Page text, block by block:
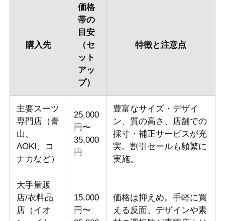
購入先
価格
帯の
目安
（セ
ット
アッ
プ）
特徴と注意点
主要スーツ
専門店（青
山、
AOKI、コ
ナカなど）
25,000
円〜
35,000
円
豊富なサイズ・デザイ
ン、質の高さ、店舗での
採寸・補正サービスが充
実。割引セールも頻繁に
実施。
大手量販
店/衣料品
店（イオ
15,000
円〜
価格は抑えめ。手軽に買
える反面、デザインや素